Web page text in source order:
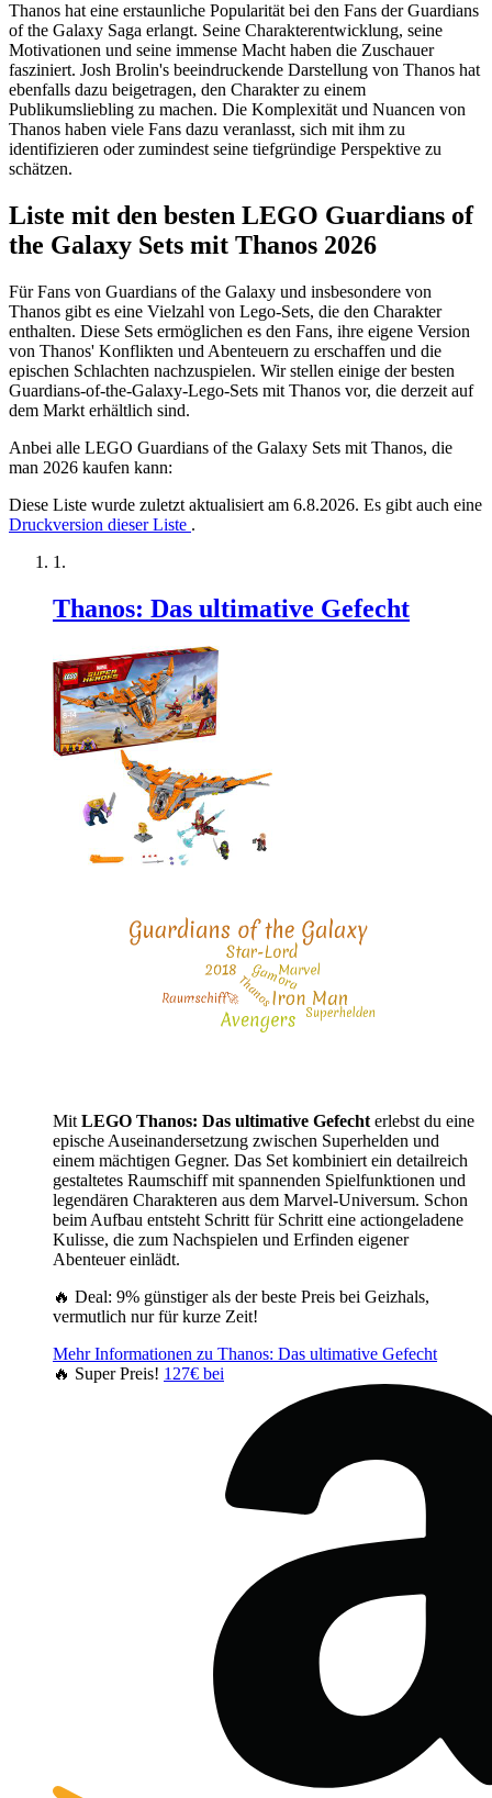
Thanos hat eine erstaunliche Popularität bei den Fans der Guardians
of the Galaxy Saga erlangt. Seine Charakterentwicklung, seine
Motivationen und seine immense Macht haben die Zuschauer
fasziniert. Josh Brolin's beeindruckende Darstellung von Thanos hat
ebenfalls dazu beigetragen, den Charakter zu einem
Publikumsliebling zu machen. Die Komplexität und Nuancen von
Thanos haben viele Fans dazu veranlasst, sich mit ihm zu
identifizieren oder zumindest seine tiefgründige Perspektive zu
schätzen.
Liste mit den besten LEGO Guardians of
the Galaxy Sets mit Thanos 2026
Für Fans von Guardians of the Galaxy und insbesondere von
Thanos gibt es eine Vielzahl von Lego-Sets, die den Charakter
enthalten. Diese Sets ermöglichen es den Fans, ihre eigene Version
von Thanos' Konflikten und Abenteuern zu erschaffen und die
epischen Schlachten nachzuspielen. Wir stellen einige der besten
Guardians-of-the-Galaxy-Lego-Sets mit Thanos vor, die derzeit auf
dem Markt erhältlich sind.
Anbei alle LEGO Guardians of the Galaxy Sets mit Thanos, die
man 2026 kaufen kann:
Diese Liste wurde zuletzt aktualisiert am 6.8.2026. Es gibt auch eine
Druckversion dieser Liste .
Thanos: Das ultimative Gefecht
Mit LEGO Thanos: Das ultimative Gefecht erlebst du eine
epische Auseinandersetzung zwischen Superhelden und
einem mächtigen Gegner. Das Set kombiniert ein detailreich
gestaltetes Raumschiff mit spannenden Spielfunktionen und
legendären Charakteren aus dem Marvel-Universum. Schon
beim Aufbau entsteht Schritt für Schritt eine actiongeladene
Kulisse, die zum Nachspielen und Erfinden eigener
Abenteuer einlädt.
🔥 Deal: 9% günstiger als der beste Preis bei Geizhals,
vermutlich nur für kurze Zeit!
Mehr Informationen zu Thanos: Das ultimative Gefecht
🔥 Super Preis! 127€ bei